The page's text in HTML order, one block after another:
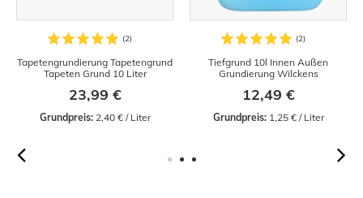
Tapetengrundierung Tapetengrund
Tapeten Grund 10 Liter
23,99 €
Grundpreis: 2,40 € / Liter
Tiefgrund 10l Innen Außen
Grundierung Wilckens
12,49 €
Grundpreis: 1,25 € / Liter